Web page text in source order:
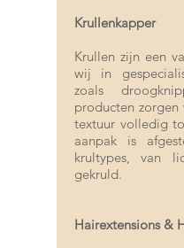
Krullenkapper
Krullen zijn een
wij in
zoals
producten
textuur volledig
aanpak is
krultypes, van
gekruld.
Hairextensions &